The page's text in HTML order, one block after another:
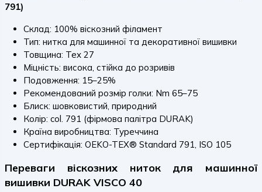
791)
Склад: 100% віскозний філамент
Тип: нитка для машинної та декоративної вишивки
Товщина: Tex 27
Міцність: висока, стійка до розривів
Подовження: 15–25%
Рекомендований розмір голки: Nm 65–75
Блиск: шовковистий, природний
Колір: col. 791 (фірмова палітра DURAK)
Країна виробництва: Туреччина
Сертифікація: OEKO-TEX® Standard 791, ISO 105
Переваги віскозних ниток для машинної
вишивки DURAK VISCO 40